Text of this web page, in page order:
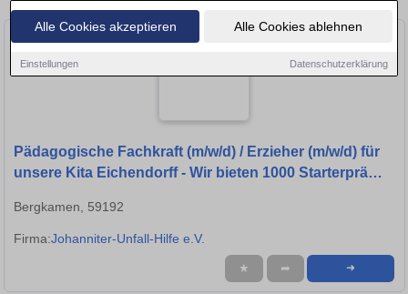
Alle Cookies akzeptieren Alle Cookies ablehnen
Einstellungen Datenschutzerklärung
Pädagogische Fachkraft (m/w/d) / Erzieher (m/w/d) für
unsere Kita Eichendorff - Wir bieten 1000 Starterprämie
Bergkamen, 59192
Firma:Johanniter-Unfall-Hilfe e.V.
★ ➦ ➜